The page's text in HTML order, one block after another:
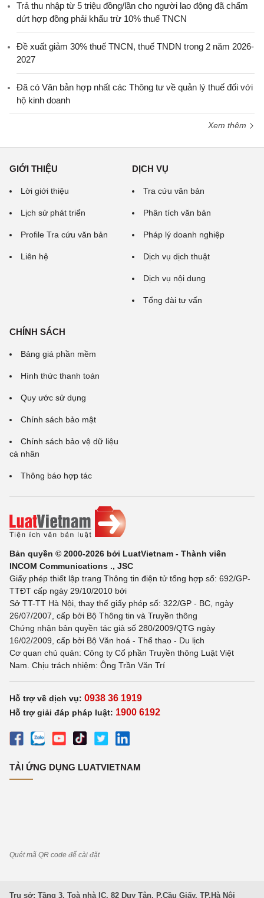
Trả thu nhập từ 5 triệu đồng/lần cho người lao động đã chấm
dứt hợp đồng phải khấu trừ 10% thuế TNCN
Đề xuất giảm 30% thuế TNCN, thuế TNDN trong 2 năm 2026-
2027
Đã có Văn bản hợp nhất các Thông tư về quản lý thuế đối với
hộ kinh doanh
Xem thêm
GIỚI THIỆU
Lời giới thiệu
Lịch sử phát triển
Profile Tra cứu văn bản
Liên hệ
DỊCH VỤ
Tra cứu văn bản
Phân tích văn bản
Pháp lý doanh nghiệp
Dịch vụ dịch thuật
Dịch vụ nội dung
Tổng đài tư vấn
CHÍNH SÁCH
Bảng giá phần mềm
Hình thức thanh toán
Quy ước sử dụng
Chính sách bảo mật
Chính sách bảo vệ dữ liệu
cá nhân
Thông báo hợp tác
Bản quyền © 2000-2026 bởi LuatVietnam - Thành viên
INCOM Communications ., JSC
Giấy phép thiết lập trang Thông tin điện tử tổng hợp số: 692/GP-
TTĐT cấp ngày 29/10/2010 bởi
Sở TT-TT Hà Nội, thay thế giấy phép số: 322/GP - BC, ngày
26/07/2007, cấp bởi Bộ Thông tin và Truyền thông
Chứng nhận bản quyền tác giả số 280/2009/QTG ngày
16/02/2009, cấp bởi Bộ Văn hoá - Thể thao - Du lịch
Cơ quan chủ quản: Công ty Cổ phần Truyền thông Luật Việt
Nam. Chịu trách nhiệm: Ông Trần Văn Trí
Hỗ trợ về dịch vụ: 0938 36 1919
Hỗ trợ giải đáp pháp luật: 1900 6192
TẢI ỨNG DỤNG LUATVIETNAM
Quét mã QR code để cài đặt
Trụ sở: Tầng 3, Toà nhà IC, 82 Duy Tân, P.Cầu Giấy, TP.Hà Nội